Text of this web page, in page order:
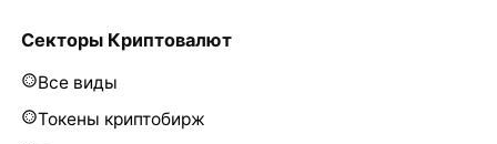
Секторы Криптовалют
Все виды
Токены криптобирж